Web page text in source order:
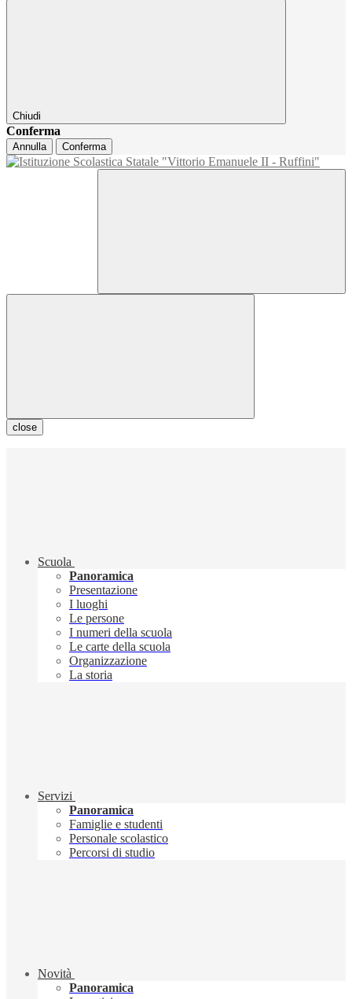
Chiudi
Conferma
Annulla Conferma
close
Scuola
Panoramica
Presentazione
I luoghi
Le persone
I numeri della scuola
Le carte della scuola
Organizzazione
La storia
Servizi
Panoramica
Famiglie e studenti
Personale scolastico
Percorsi di studio
Novità
Panoramica